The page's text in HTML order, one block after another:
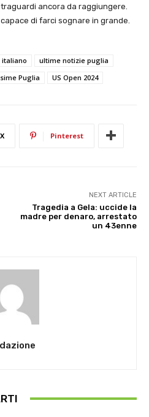
ancora da raggiungere.
di farci sognare in grande.
italiano
ultime notizie puglia
Puglia US Open 2024
X Pinterest
NEXT ARTICLE
Tragedia a Gela: uccide la
madre per denaro, arrestato
un 43enne